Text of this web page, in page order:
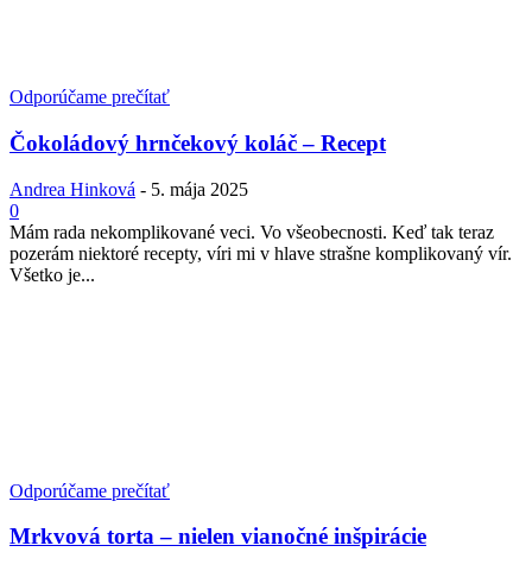
Odporúčame prečítať
Čokoládový hrnčekový koláč – Recept
Andrea Hinková - 5. mája 2025
0
Mám rada nekomplikované veci. Vo všeobecnosti. Keď tak teraz
pozerám niektoré recepty, víri mi v hlave strašne komplikovaný vír.
Všetko je...
Odporúčame prečítať
Mrkvová torta – nielen vianočné inšpirácie